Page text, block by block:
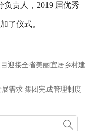
责人，2019 届优秀
了仪式。
迎接全省美丽宜居乡村建
需求 集团完成管理制度
